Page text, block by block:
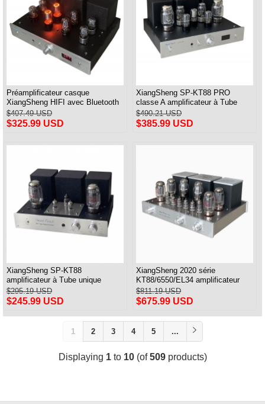
Préamplificateur casque
XiangSheng HIFI avec Bluetooth
et télécommande
$407.49 USD
$325.99 USD
XiangSheng SP-KT88 PRO
classe A amplificateur à Tube
unique KT88/EL34/6550 lampe
Triode ampli Bluetooth
$490.21 USD
$385.99 USD
XiangSheng SP-KT88
amplificateur à Tube unique
classe A USB DAC MM Phono
casque Bluetooth
$295.19 USD
$245.99 USD
XiangSheng 2020 série
KT88/6550/EL34 amplificateur
intégré à tube push-pull avec
Bluetooth sans perte HIFI
$811.19 USD
$675.99 USD
1 2 3 4 5 ...
Displaying 1to 10(of509products)